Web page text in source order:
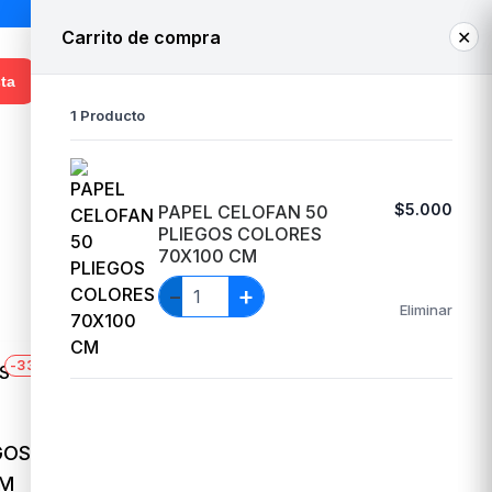
¡Hola! Ingresa o regístrate
Whatsapp Venta
Carrito de compra ✕
1 Producto
PAPEL CELOFAN 50
PLIEGOS COLORES
70X100 CM
− +
$5.000
Eliminar
-33%